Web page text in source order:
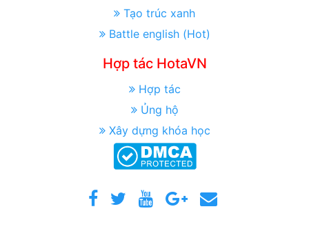
Tạo trúc xanh
Battle english (Hot)
Hợp tác HotaVN
Hợp tác
Ủng hộ
Xây dựng khóa học